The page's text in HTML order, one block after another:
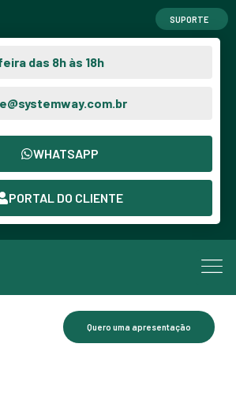
SUPORTE
feira das 8h às 18h
WHATSAPP
PORTAL DO CLIENTE
Quero uma apresentação